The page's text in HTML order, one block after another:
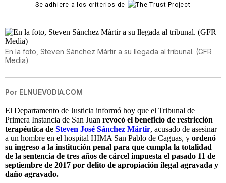
Se adhiere a los criterios de
En la foto, Steven Sánchez Mártir a su llegada al tribunal. (GFR
Media)
Por ELNUEVODIA.COM
El Departamento de Justicia informó hoy que el Tribunal de
Primera Instancia de San Juan revocó el beneficio de restricción
terapéutica de Steven José Sánchez Mártir, acusado de asesinar
a un hombre en el hospital HIMA San Pablo de Caguas, y ordenó
su ingreso a la institución penal para que cumpla la totalidad
de la sentencia de tres años de cárcel impuesta el pasado 11 de
septiembre de 2017 por delito de apropiación ilegal agravada y
daño agravado.